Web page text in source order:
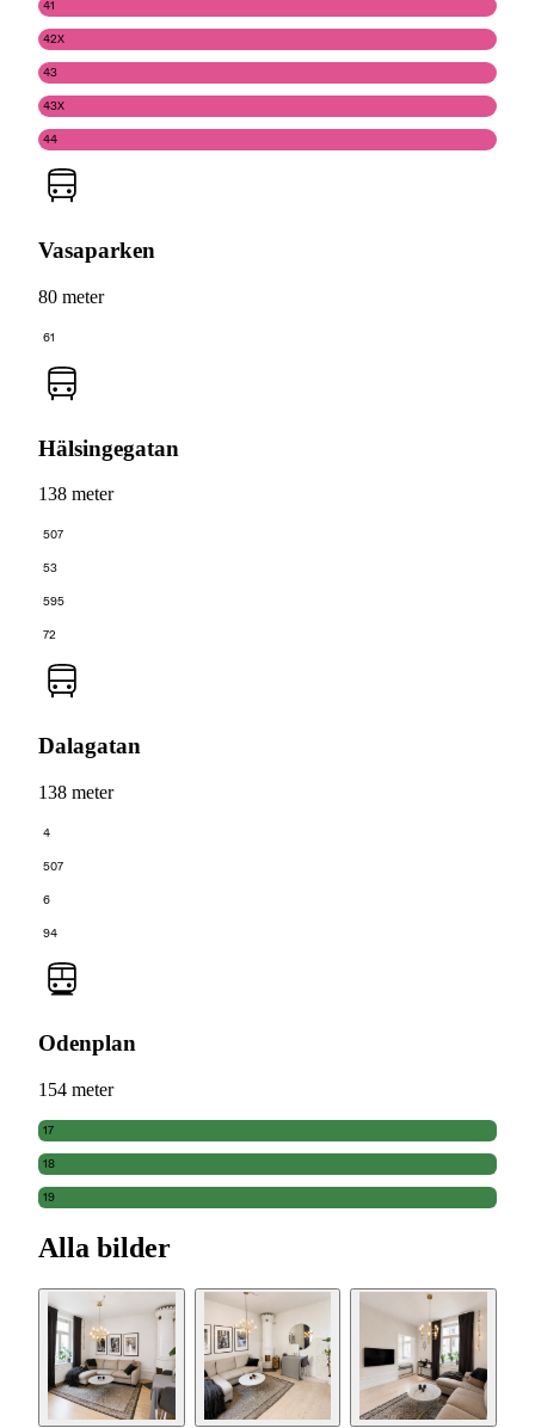
41
42X
43
43X
44
Vasaparken
80 meter
61
Hälsingegatan
138 meter
507
53
595
72
Dalagatan
138 meter
4
507
6
94
Odenplan
154 meter
17
18
19
Alla bilder